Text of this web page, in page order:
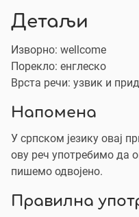
Детаљи
Изворно: wellcome
Порекло: енглеско
Врста речи: узвик и
Напомена
У српском језику овај
ову реч употребимо да
пишемо одвојено.
Правилна